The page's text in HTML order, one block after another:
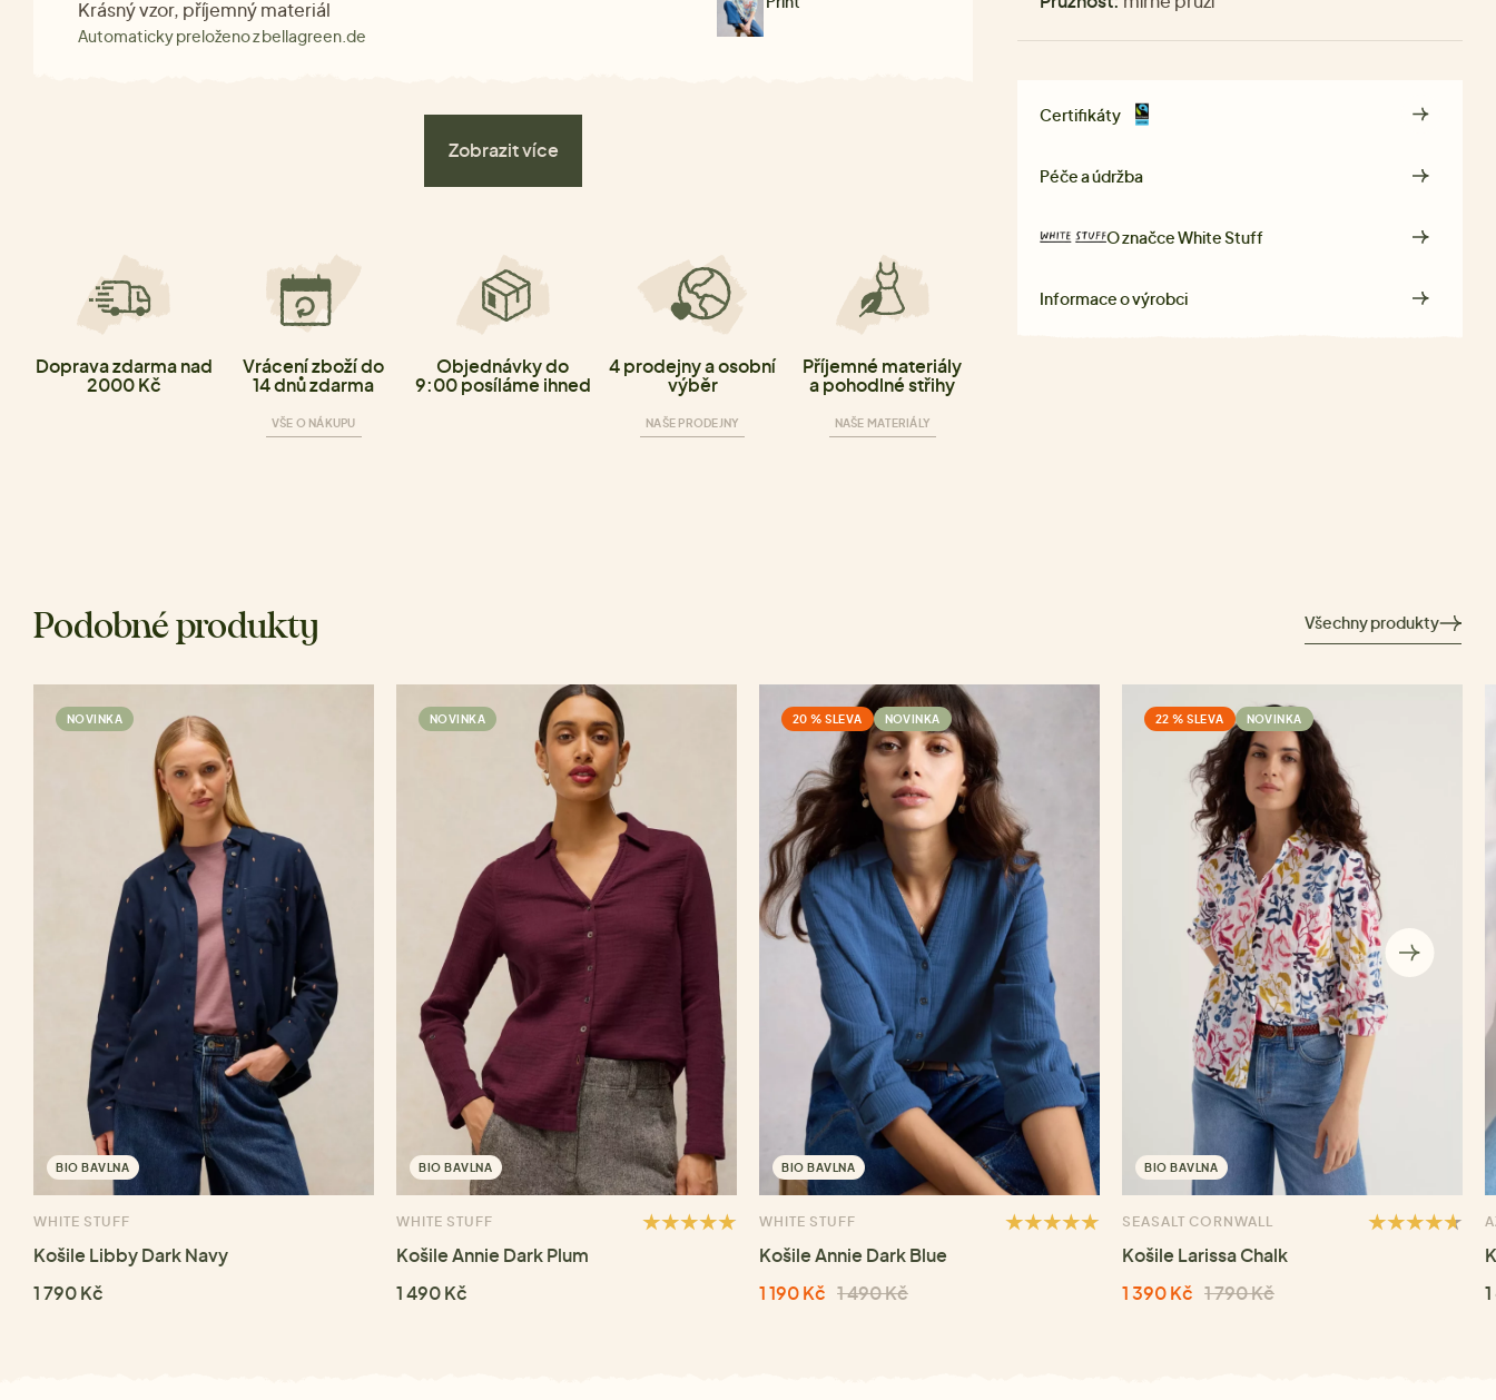
Krásný vzor, příjemný materiál
Automaticky preloženo z bellagreen.de
Zobrazit více
Doprava zdarma nad
2000 Kč
Vrácení zboží do
14 dnů zdarma
VŠE O NÁKUPU
Objednávky do
9:00 posíláme ihned
4 prodejny a osobní
výběr
NAŠE PRODEJNY
Příjemné materiály
a pohodlné střihy
NAŠE MATERIÁLY
Certifikáty
Péče a údržba
O značceWhite Stuff
Informace o výrobci
Podobné produkty Všechny produkty
NOVINKA
BIO BAVLNA
WHITE STUFF
Košile Libby Dark Navy
1 790 Kč
NOVINKA
BIO BAVLNA
WHITE STUFF
Košile Annie Dark Plum
1 490 Kč
20 % SLEVA NOVINKA
BIO BAVLNA
WHITE STUFF
Košile Annie Dark Blue
1 190 Kč 1 490 Kč
22 % SLEVA NOVINKA
BIO BAVLNA
SEASALT CORNWALL
Košile Larissa Chalk
1 390 Kč 1 790 Kč